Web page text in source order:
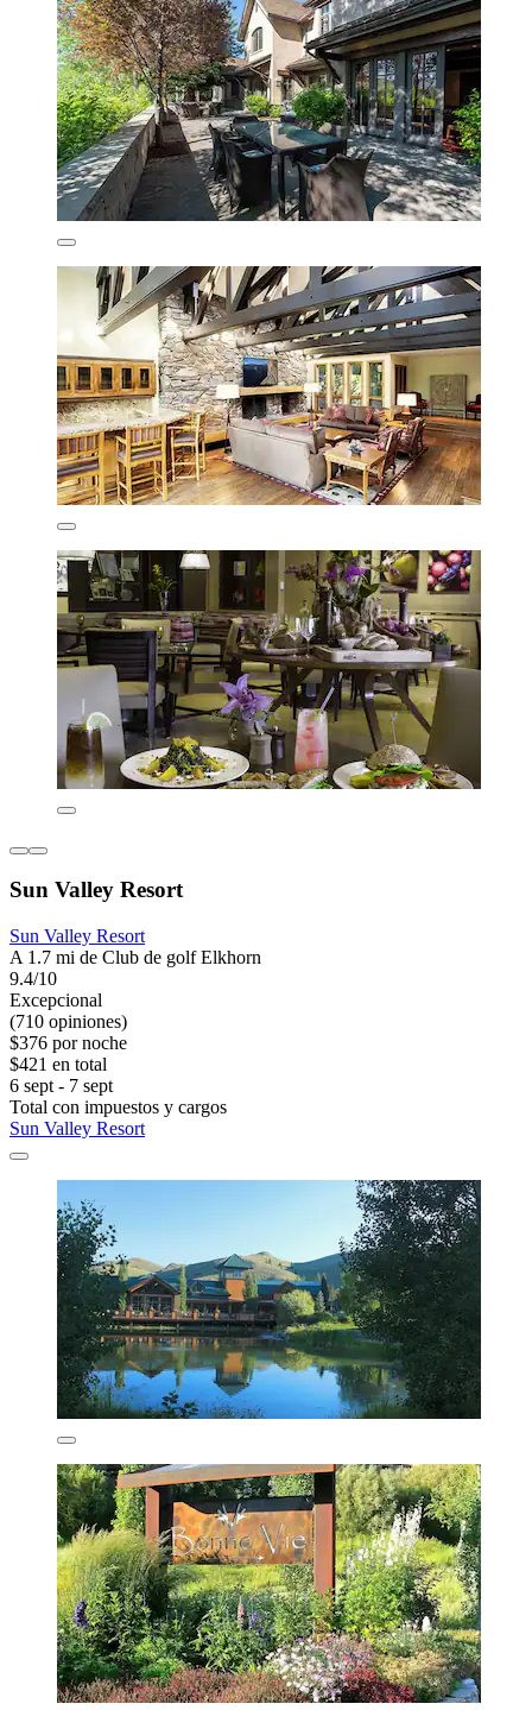
Sun Valley Resort
Sun Valley Resort
A 1.7 mi de Club de golf Elkhorn
9.4/10
Excepcional
(710 opiniones)
$376 por noche
$421 en total
6 sept - 7 sept
Total con impuestos y cargos
Sun Valley Resort